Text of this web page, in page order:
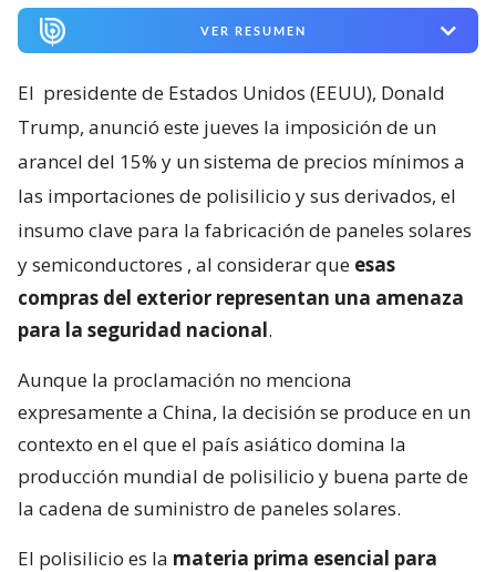
VER RESUMEN
El presidente de Estados Unidos (EEUU), Donald
Trump, anunció este jueves la imposición de un
arancel del 15% y un sistema de precios mínimos a
las importaciones de polisilicio y sus derivados, el
insumo clave para la fabricación de paneles solares
y semiconductores , al considerar que esas
compras del exterior representan una amenaza
para la seguridad nacional.
Aunque la proclamación no menciona
expresamente a China, la decisión se produce en un
contexto en el que el país asiático domina la
producción mundial de polisilicio y buena parte de
la cadena de suministro de paneles solares.
El polisilicio es la materia prima esencial para